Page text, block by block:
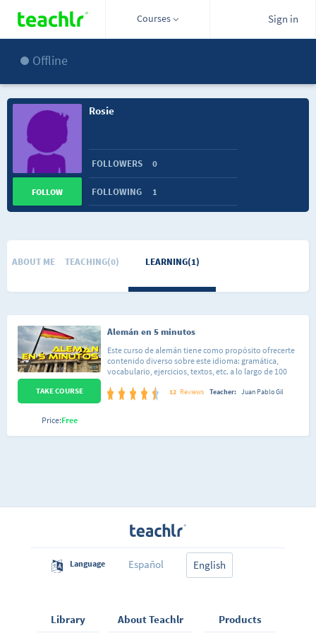
Courses Sign in
Offline
Rosie
FOLLOWERS 0
FOLLOWING 1
FOLLOW
ABOUT ME TEACHING(0) LEARNING(1)
Alemán en 5 minutos
Este curso de alemán tiene como propósito ofrecerte
contenido diverso sobre este idioma: gramática,
vocabulario, ejercicios, textos, etc. a lo largo de 100
algún aspecto del mismo, podrás encontrar contenido
útil para aprender, repasar o mejorar el tus
comprobar como algunos de ellos tienen peor calidad
12 Reviews Teacher: Juan Pablo Gil
TAKE COURSE
Price:Free
Language Español English
Library About Teachlr Products